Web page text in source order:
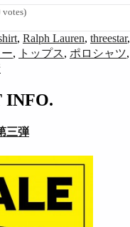
votes)
, Ralph Lauren, threestar,
, トップス, ポロシャツ,
INFO.
三弾